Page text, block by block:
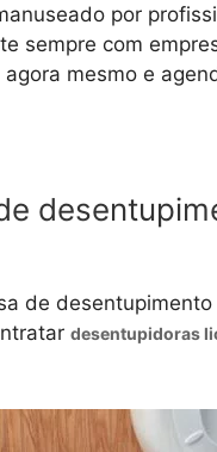
por
sempre com
mesmo e
de
desentupidoras